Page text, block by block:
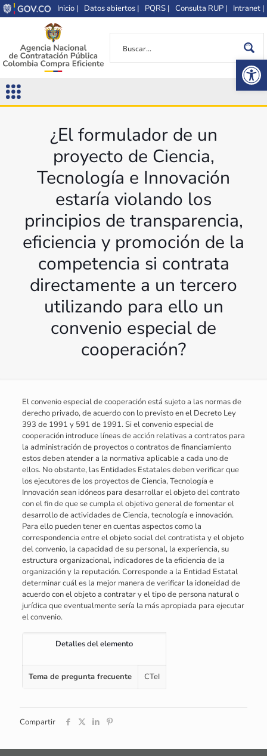
Inicio | Datos abiertos | PQRS | Consulta RUP | Intranet |
¿El formulador de un
proyecto de Ciencia,
Tecnología e Innovación
estaría violando los
principios de transparencia,
eficiencia y promoción de la
competencia si contrata
directamente a un tercero
utilizando para ello un
convenio especial de
cooperación?
El convenio especial de cooperación está sujeto a las normas de
derecho privado, de acuerdo con lo previsto en el Decreto Ley
393 de 1991 y 591 de 1991. Si el convenio especial de
cooperación introduce líneas de acción relativas a contratos para
la administración de proyectos o contratos de financiamiento
estos deben atender a la normativa aplicable a cada uno de
ellos. No obstante, las Entidades Estatales deben verificar que
los ejecutores de los proyectos de Ciencia, Tecnología e
Innovación sean idóneos para desarrollar el objeto del contrato
con el fin de que se cumpla el objetivo general de fomentar el
desarrollo de actividades de Ciencia, tecnología e innovación.
Para ello pueden tener en cuentas aspectos como la
correspondencia entre el objeto social del contratista y el objeto
del convenio, la capacidad de su personal, la experiencia, su
estructura organizacional, indicadores de la eficiencia de la
organización y la reputación. Corresponde a la Entidad Estatal
determinar cuál es la mejor manera de verificar la idoneidad de
acuerdo con el objeto a contratar y el tipo de persona natural o
jurídica que eventualmente sería la más apropiada para ejecutar
el convenio.
Detalles del elemento
Tema de pregunta frecuente CTeI
Compartir